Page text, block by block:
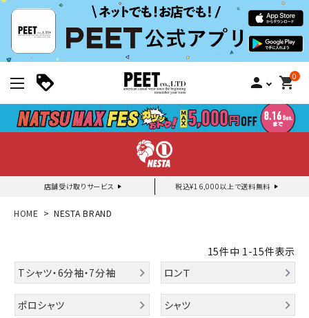
person 0
shopping_cart
店舗受け取りサービス 税込¥16,000以上で送料無料
新規会員登録｜ログイン
search
HOME NESTA BRAND
15件中 1-15件表示
Tシャツ・6分袖・7分袖
ロンＴ
ポロシャツ シャツ